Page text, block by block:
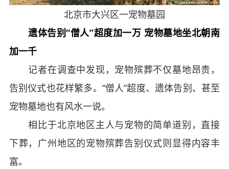
北京市大兴区一宠物墓园
遗体告别“僧人”超度加一万 宠物墓地坐北朝南
加一千
记者在调查中发现，宠物殡葬不仅墓地昂贵，
告别仪式也花样繁多。“僧人”超度、遗体告别、甚至
宠物墓地也有风水一说。
相比于北京地区主人与宠物的简单道别，直接
下葬，广州地区的宠物殡葬告别仪式则显得内容丰
富。